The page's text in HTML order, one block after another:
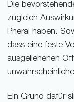
Die
zugleich
Pherai haben.
dass eine feste
ausgeliehenen
Ein Grund dafür